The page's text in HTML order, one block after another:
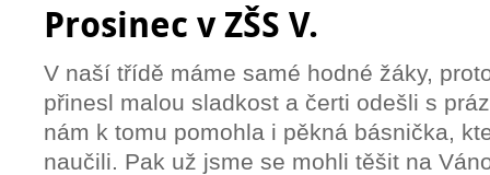
Prosinec v ZŠS V.
V naší třídě máme samé hodné žáky,
přinesl malou sladkost a čerti odešli s
nám k tomu pomohla i pěkná básnička,
naučili. Pak už jsme se mohli těšit na